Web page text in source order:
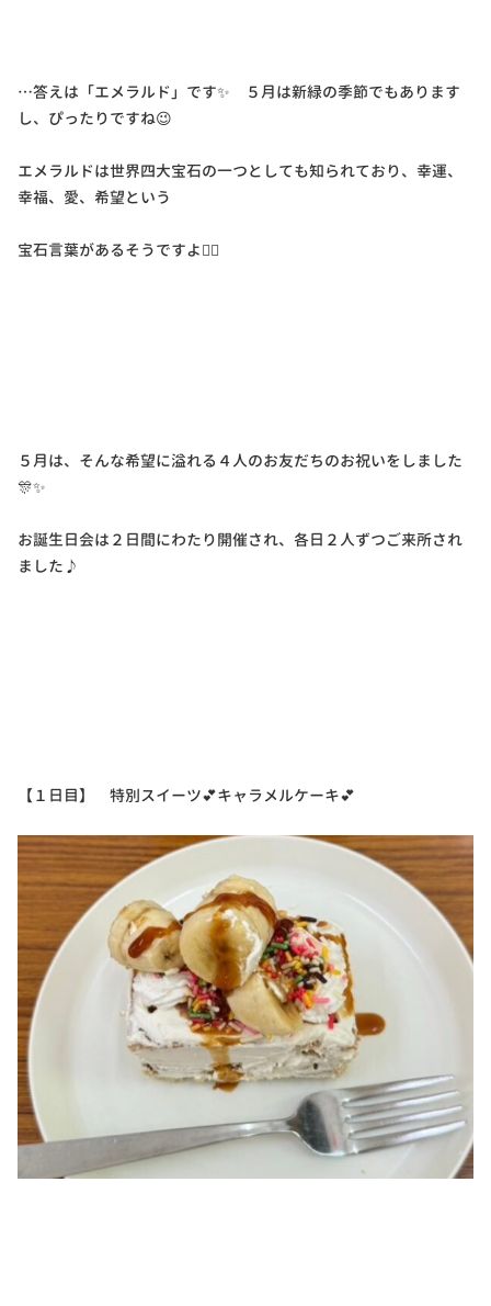
…答えは「エメラルド」です✨ ５月は新緑の季節でもあります
し、ぴったりですね😉
エメラルドは世界四大宝石の一つとしても知られており、幸運、
幸福、愛、希望という
宝石言葉があるそうですよ☝🏻
５月は、そんな希望に溢れる４人のお友だちのお祝いをしました
🎊✨
お誕生日会は２日間にわたり開催され、各日２人ずつご来所され
ました♪
【１日目】 特別スイーツ💕キャラメルケーキ💕